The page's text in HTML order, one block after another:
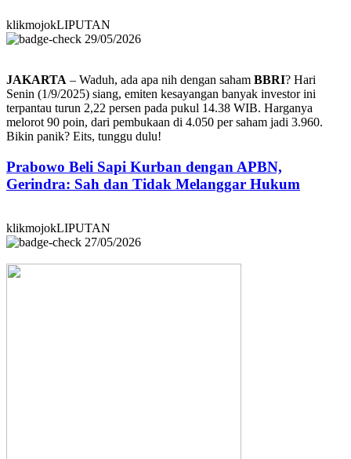
klikmojokLIPUTAN
29/05/2026
JAKARTA – Waduh, ada apa nih dengan saham BBRI? Hari
Senin (1/9/2025) siang, emiten kesayangan banyak investor ini
terpantau turun 2,22 persen pada pukul 14.38 WIB. Harganya
melorot 90 poin, dari pembukaan di 4.050 per saham jadi 3.960.
Bikin panik? Eits, tunggu dulu!
Prabowo Beli Sapi Kurban dengan APBN,
Gerindra: Sah dan Tidak Melanggar Hukum
klikmojokLIPUTAN
27/05/2026